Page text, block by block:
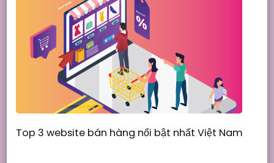
Top 3 website bán hàng nổi bật nhất Việt Nam